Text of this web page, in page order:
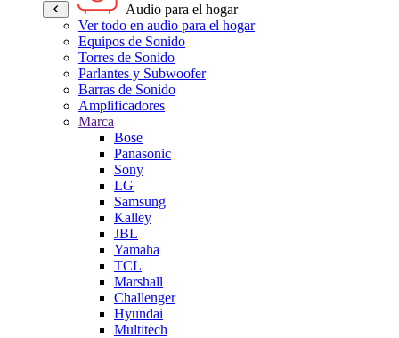
Audio para el hogar
Ver todo en audio para el hogar
Equipos de Sonido
Torres de Sonido
Parlantes y Subwoofer
Barras de Sonido
Amplificadores
Marca
Bose
Panasonic
Sony
LG
Samsung
Kalley
JBL
Yamaha
TCL
Marshall
Challenger
Hyundai
Multitech